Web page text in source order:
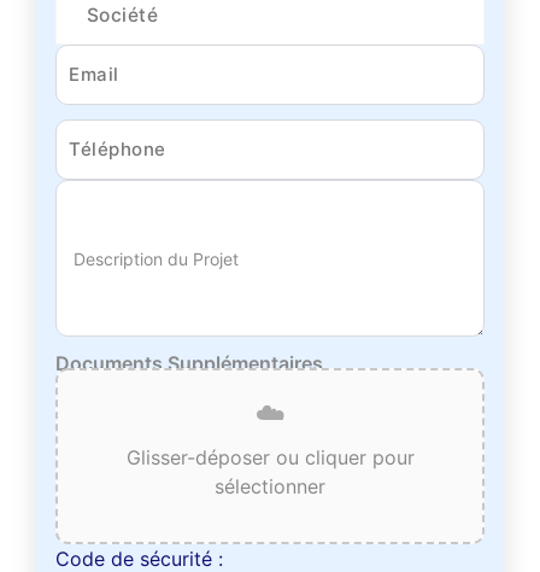
Description du Projet
Documents Supplémentaires
☁️
Glisser-déposer ou cliquer pour
sélectionner
Code de sécurité :